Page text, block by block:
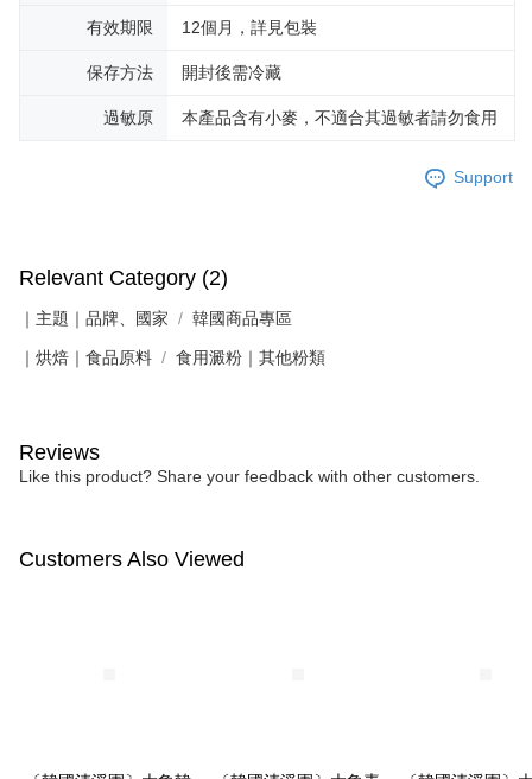
有效期限 12個月，詳見包裝
保存方法 開封後需冷藏
過敏原 本產品含有小麥，不適合其過敏者請勿食用
Support
Relevant Category (2)
｜主題｜品牌、國家 韓國商品專區
｜烘焙｜食品原料 食用澱粉｜其他粉類
Reviews
Like this product? Share your feedback with other customers.
Customers Also Viewed